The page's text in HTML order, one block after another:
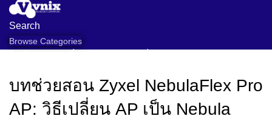
Search
Browse Categories
บทช่วยสอน Zyxel NebulaFlex Pro
AP: วิธีเปลี่ยน AP เป็น Nebula